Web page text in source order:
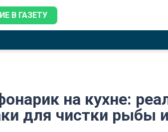
В ГАЗЕТУ
на кухне:
для чистки рыбы